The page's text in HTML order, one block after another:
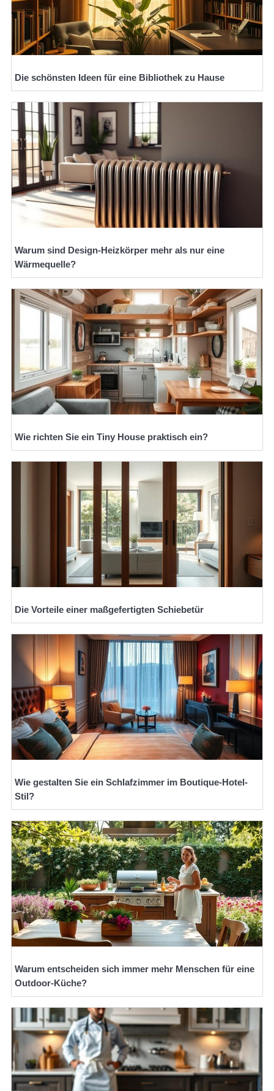
Die schönsten Ideen für eine Bibliothek zu Hause
Warum sind Design-Heizkörper mehr als nur eine
Wärmequelle?
Wie richten Sie ein Tiny House praktisch ein?
Die Vorteile einer maßgefertigten Schiebetür
Wie gestalten Sie ein Schlafzimmer im Boutique-Hotel-
Stil?
Warum entscheiden sich immer mehr Menschen für eine
Outdoor-Küche?